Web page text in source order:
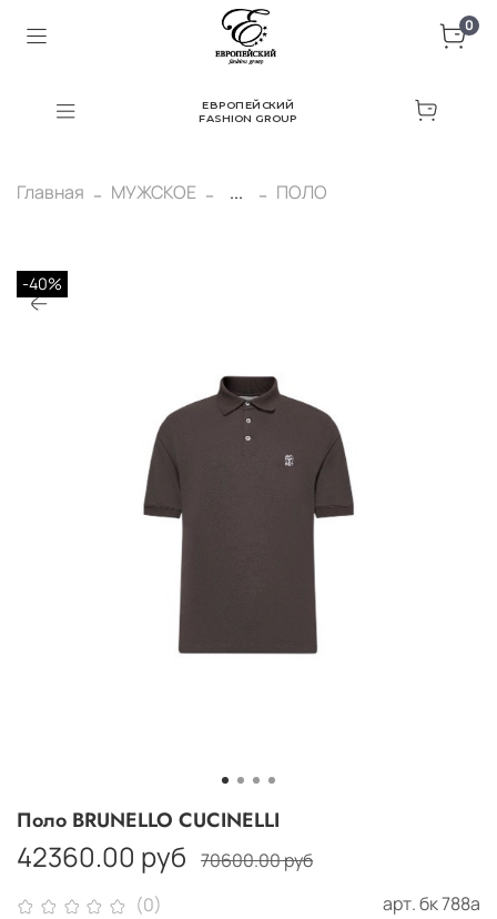
0
ЕВРОПЕЙСКИЙ
FASHION GROUP
Главная МУЖСКОЕ ... ПОЛО
-40%
(0) арт.бк 788а
Поло BRUNELLO CUCINELLI
42360.00 руб 70600.00 руб